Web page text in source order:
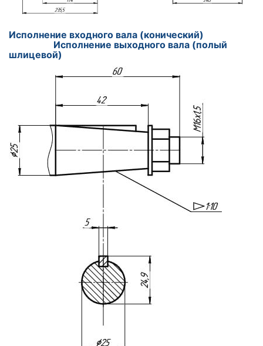
Исполнение входного вала (конический)
Исполнение выходного вала (полый
шлицевой)